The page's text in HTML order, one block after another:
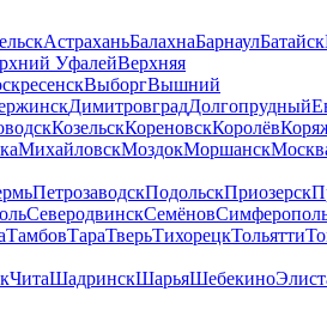
АстраханьБалахнаБарнаулБатайск
УфалейВерхняя
ВыборгВышний
ДимитровградДолгопрудный
КозельскКореновскКоролёв
МихайловскМоздокМоршанск
ПетрозаводскПодольскПриозерск
СеверодвинскСемёнов
ТамбовТараТверьТихорецкТольятти
ЧитаШадринскШарьяШебекино